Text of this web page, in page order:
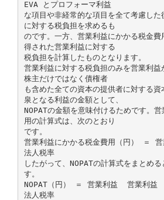
EVA とプロフォーマ利益
な項目や非経常的な項目を全て考慮した
に対する税負担を求めるも
のです。一方、営業利益にかかる税金費
得された営業利益に対する
税負担を計算したものとなります。
営業利益に対する税負担のみを営業利益
株主だけではなく債権者
も含めた全ての資本の提供者に対する
泉となる利益の金額として、
NOPATの金額を意味付けるためです。
用の計算式は、次のとおり
です。
営業利益にかかる税金費用（円） ＝ 営
法人税率
したがって、NOPATの計算式をまとめ
す。
NOPAT（円） ＝ 営業利益 ­ 営業利益
法人税率